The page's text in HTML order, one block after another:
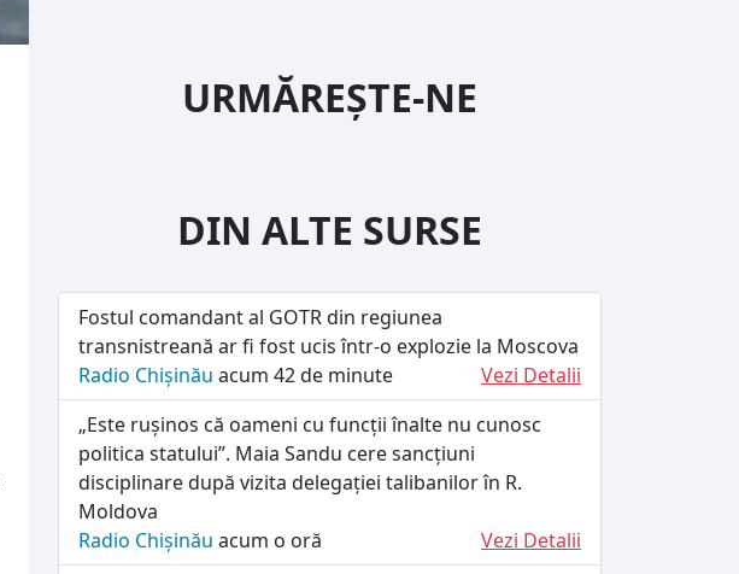
URMĂREȘTE-NE
DIN ALTE SURSE
Fostul comandant al GOTR din regiunea
transnistreană ar fi fost ucis într-o explozie la Moscova
Radio Chișinău acum 42 de minute
Vezi Detalii
„Este rușinos că oameni cu funcții înalte nu cunosc
politica statului”. Maia Sandu cere sancțiuni
disciplinare după vizita delegației talibanilor în R.
Moldova
Radio Chișinău acum o oră
Vezi Detalii